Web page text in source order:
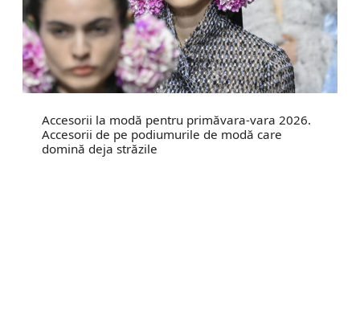
Accesorii la modă pentru primăvara-vara 2026.
Accesorii de pe podiumurile de modă care
domină deja străzile